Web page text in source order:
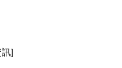
]